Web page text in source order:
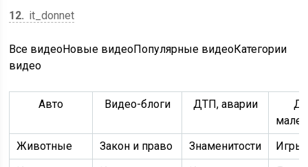
12
it_donnet
Все видеоНовые видеоПопулярные видеоКатегории
видео
Авто Видео-блоги ДТП, аварии
Животные
Закон и право Знаменитости
Игры